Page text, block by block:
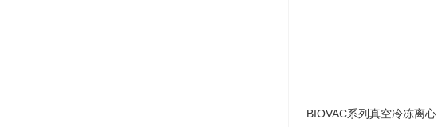
BIOVAC系列真空冷冻离心